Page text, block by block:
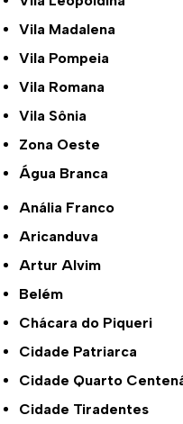
Vila Madalena
Vila Pompeia
Vila Romana
Vila Sônia
Zona Oeste
Água Branca
Anália Franco
Aricanduva
Artur Alvim
Belém
Chácara do Piqueri
Cidade Patriarca
Cidade Quarto
Cidade Tiradentes